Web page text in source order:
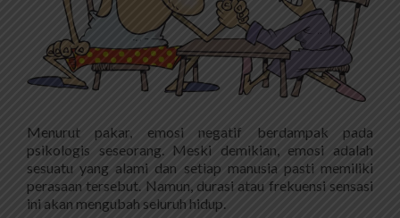
Menurut pakar, emosi negatif berdampak pada
psikologis seseorang. Meski demikian, emosi adalah
sesuatu yang alami dan setiap manusia pasti memiliki
perasaan tersebut. Namun, durasi atau frekuensi sensasi
ini akan mengubah seluruh hidup.